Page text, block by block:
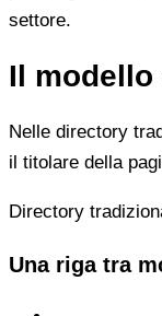
settore.
Il modello
Nelle directory
il titolare della
Directory
Una riga tra